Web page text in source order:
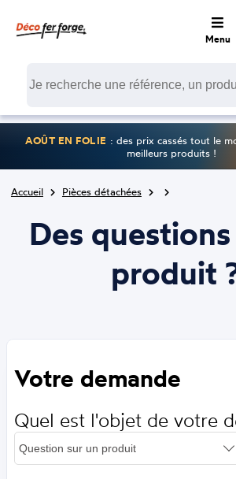
Menu
AOÛT EN FOLIE : des prix cassés tout le
meilleurs produits !
Accueil Pièces détachées
Des
produit
Votre demande
Quel est l'objet de votre